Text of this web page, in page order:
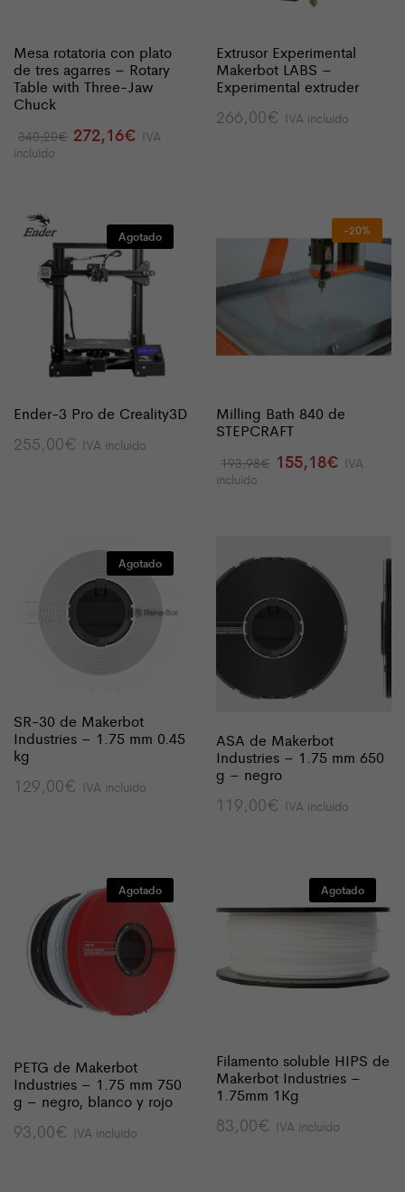
Mesa rotatoria con plato
de tres agarres – Rotary
Table with Three-Jaw
Chuck
340,20€ El
precio
272,16€ ElIVA
incluido
Extrusor Experimental
Makerbot LABS –
Experimental extruder
266,00€ IVA incluido
Agotado
Ender-3 Pro de Creality3D
255,00€ IVA incluido
-20%
Milling Bath 840 de
STEPCRAFT
193,98€ El
precio
155,18€ ElIVA
incluido
Agotado
SR-30 de Makerbot
Industries – 1.75 mm 0.45
kg
129,00€ IVA incluido
ASA de Makerbot
Industries – 1.75 mm 650
g – negro
119,00€ IVA incluido
Agotado
PETG de Makerbot
Industries – 1.75 mm 750
g – negro, blanco y rojo
93,00€ IVA incluido
Agotado
Filamento soluble HIPS de
Makerbot Industries –
1.75mm 1Kg
83,00€ IVA incluido